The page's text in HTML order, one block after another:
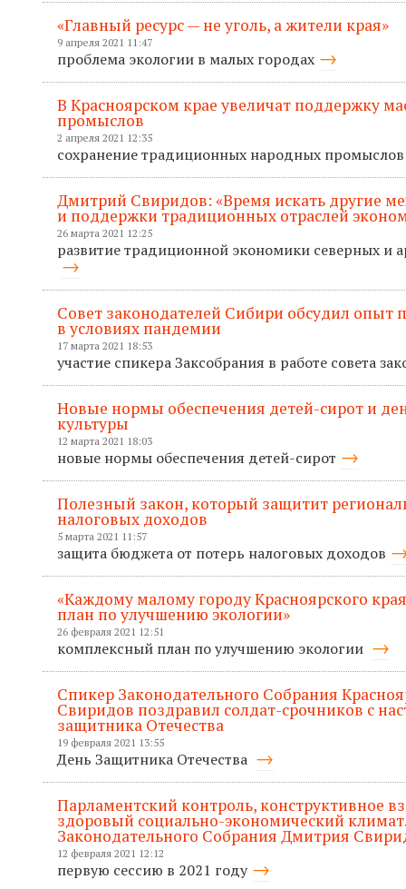
«Главный ресурс — не уголь, а жители края»
9 апреля 2021 11:47
проблема экологии в малых городах
В Красноярском крае увеличат поддержку
промыслов
2 апреля 2021 12:35
сохранение традиционных народных
Дмитрий Свиридов: «Время искать другие
и поддержки традиционных отраслей
26 марта 2021 12:25
развитие традиционной экономики северных и
Совет законодателей Сибири обсудил опыт
в условиях пандемии
17 марта 2021 18:53
участие спикера Заксобрания в работе совета
Новые нормы обеспечения детей-сирот и
культуры
12 марта 2021 18:03
новые нормы обеспечения детей-сирот
Полезный закон, который защитит
налоговых доходов
5 марта 2021 11:57
защита бюджета от потерь налоговых доходов
«Каждому малому городу Красноярского
план по улучшению экологии»
26 февраля 2021 12:51
комплексный план по улучшению экологии
Спикер Законодательного Собрания
Свиридов поздравил солдат-срочников с
защитника Отечества
19 февраля 2021 13:55
День Защитника Отечества
Парламентский контроль, конструктивное
здоровый социально-экономический
Законодательного Собрания Дмитрия
12 февраля 2021 12:12
первую сессию в 2021 году